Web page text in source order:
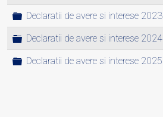
Folder
Declaratii de avere si interese 2023
Folder
Declaratii de avere si interese 2024
Folder
Declaratii de avere si interese 2025